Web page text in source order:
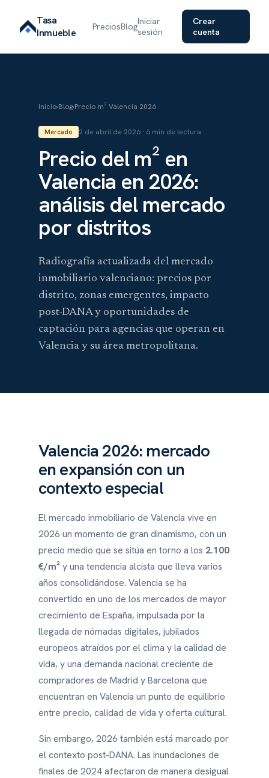
Tasa
Inmueble
PreciosBlogIniciar
sesión
Crear
cuenta
Inicio›Blog›Precio m² Valencia 2026
Mercado 2 de abril de 2026 · 6 min de lectura
Precio del m² en
Valencia en 2026:
análisis del mercado
por distritos
Radiografía actualizada del mercado
inmobiliario valenciano: precios por
distrito, zonas emergentes, impacto
post-DANA y oportunidades de
captación para agencias que operan en
Valencia y su área metropolitana.
Valencia 2026: mercado
en expansión con un
contexto especial
El mercado inmobiliario de Valencia vive en
2026 un momento de gran dinamismo, con un
precio medio que se sitúa en torno a los 2.100
€/m²y una tendencia alcista que lleva varios
años consolidándose. Valencia se ha
convertido en uno de los mercados de mayor
crecimiento de España, impulsada por la
llegada de nómadas digitales, jubilados
europeos atraídos por el clima y la calidad de
vida, y una demanda nacional creciente de
compradores de Madrid y Barcelona que
encuentran en Valencia un punto de equilibrio
entre precio, calidad de vida y oferta cultural.
Sin embargo, 2026 también está marcado por
el contexto post-DANA. Las inundaciones de
finales de 2024 afectaron de manera desigual